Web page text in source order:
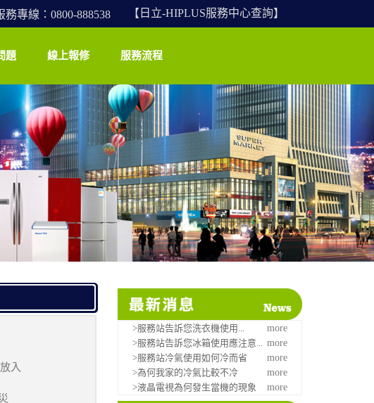
【日立-HIPLUS服務中心查詢】
專線：0800-888538
題 線上報修 服務流程
入
>服務站告訴您洗衣機使用...
more
>服務站告訴您冰箱使用應注意...
more
>服務站冷氣使用如何冷而省
more
>為何我家的冷氣比較不冷
more
>液晶電視為何發生當機的現象
more